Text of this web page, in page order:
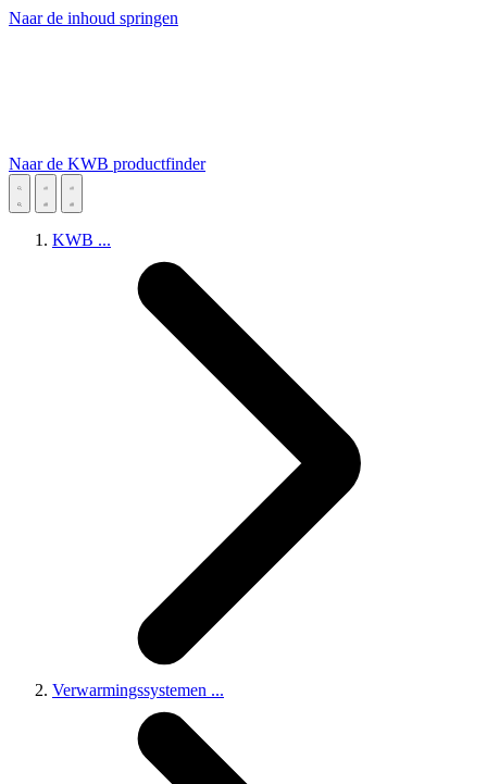
Naar de inhoud springen
Naar de KWB productfinder
KWB ...
Verwarmingssystemen ...